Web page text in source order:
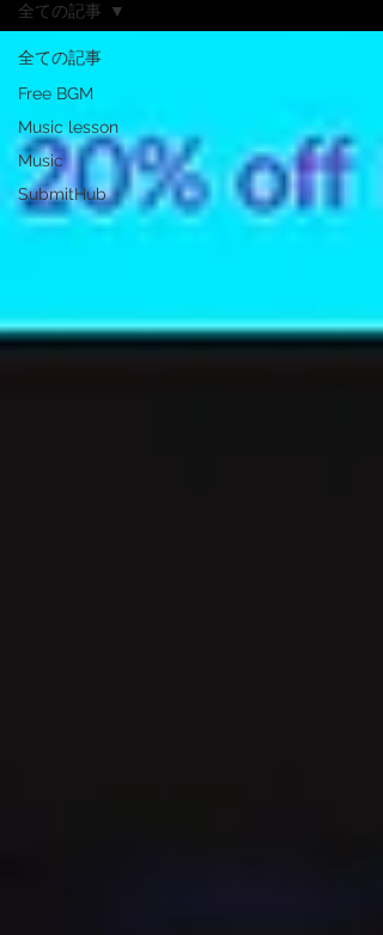
全ての記事
Free BGM
Music lesson
Music
SubmitHub
全ての記事